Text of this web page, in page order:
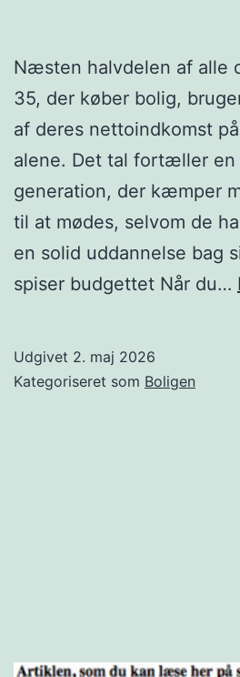
Næsten halvdelen af alle
35, der køber bolig,
af deres nettoindkomst
alene. Det tal fortæller en
generation, der kæmper
til at mødes, selvom de
en solid uddannelse bag
spiser budgettet Når du…
Udgivet 2. maj 2026
Kategoriseret som Boligen